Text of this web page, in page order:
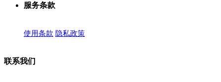
服务条款
使用条款 隐私政策
联系我们